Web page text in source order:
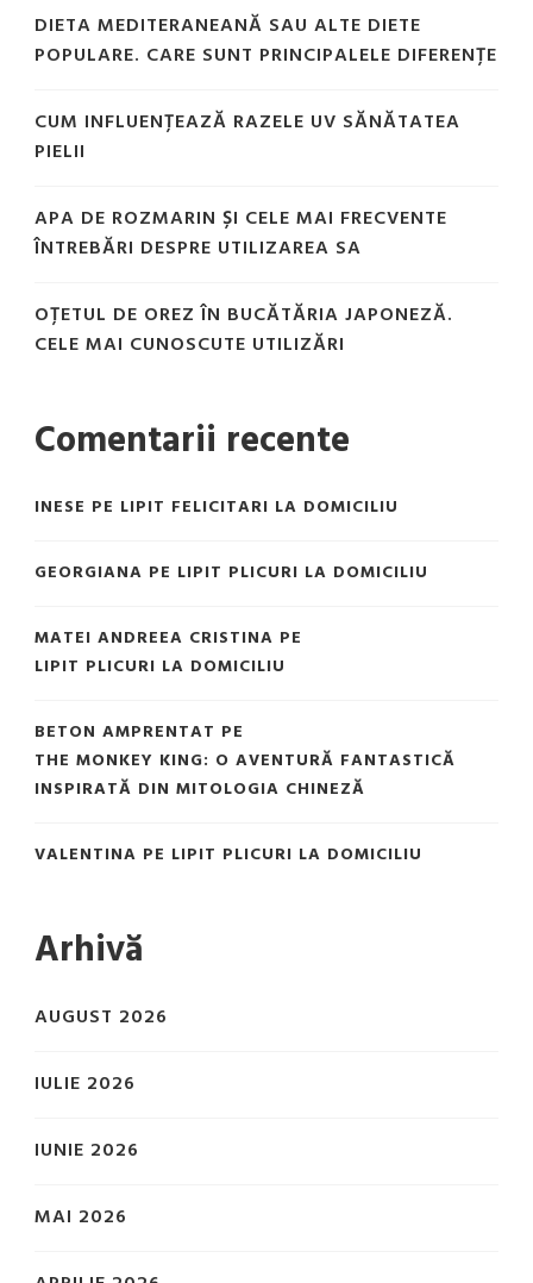
DIETA MEDITERANEANĂ SAU ALTE DIETE
POPULARE. CARE SUNT PRINCIPALELE DIFERENȚE
CUM INFLUENȚEAZĂ RAZELE UV SĂNĂTATEA
PIELII
APA DE ROZMARIN ȘI CELE MAI FRECVENTE
ÎNTREBĂRI DESPRE UTILIZAREA SA
OȚETUL DE OREZ ÎN BUCĂTĂRIA JAPONEZĂ.
CELE MAI CUNOSCUTE UTILIZĂRI
Comentarii recente
INESE PE LIPIT FELICITARI LA DOMICILIU
GEORGIANA PE LIPIT PLICURI LA DOMICILIU
MATEI ANDREEA CRISTINA PE
LIPIT PLICURI LA DOMICILIU
BETON AMPRENTAT PE
THE MONKEY KING: O AVENTURĂ FANTASTICĂ
INSPIRATĂ DIN MITOLOGIA CHINEZĂ
VALENTINA PE LIPIT PLICURI LA DOMICILIU
Arhivă
AUGUST 2026
IULIE 2026
IUNIE 2026
MAI 2026